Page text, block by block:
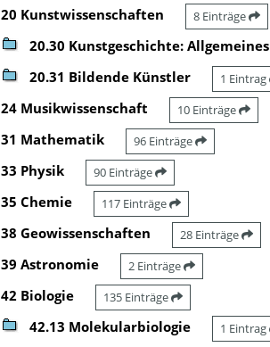
20 Kunstwissenschaften 8 Einträge
20.30 Kunstgeschichte: Allgemeines
20.31 Bildende Künstler 1 Eintrag
24 Musikwissenschaft 10 Einträge
31 Mathematik 96 Einträge
33 Physik 90 Einträge
35 Chemie 117 Einträge
38 Geowissenschaften 28 Einträge
39 Astronomie 2 Einträge
42 Biologie 135 Einträge
42.13 Molekularbiologie 1 Eintrag